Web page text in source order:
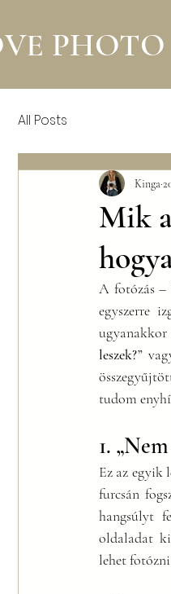
PHOTO
All Posts
Mik
Kinga
A fotózás –
egyszerre
leszek?”
tudom
1.
Ez az egyik
furcsán
hangsúlyt
oldaladat
lehet